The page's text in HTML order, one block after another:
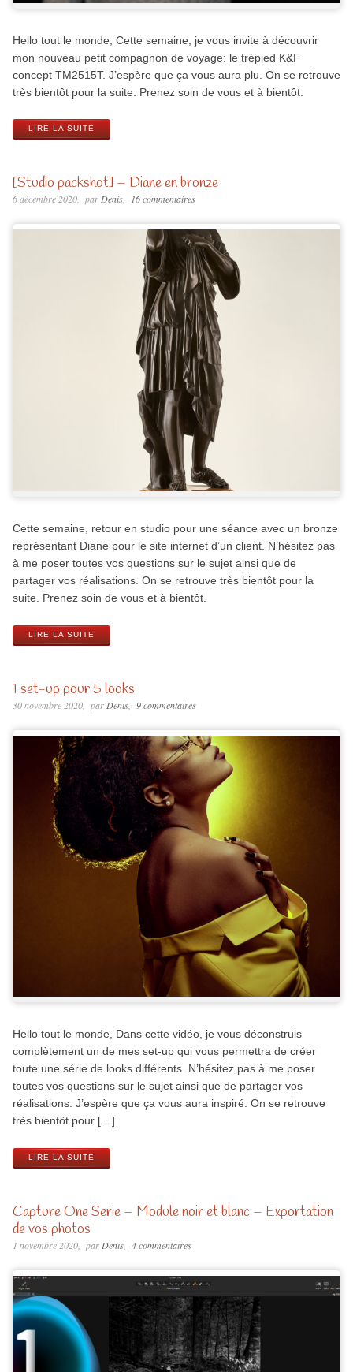
Hello tout le monde, Cette semaine, je vous invite à découvrir
mon nouveau petit compagnon de voyage: le trépied K&F
concept TM2515T. J’espère que ça vous aura plu. On se retrouve
très bientôt pour la suite. Prenez soin de vous et à bientôt.
LIRE LA SUITE
[Studio packshot] – Diane en bronze
6 décembre 2020 parDenis 16 commentaires
Cette semaine, retour en studio pour une séance avec un bronze
représentant Diane pour le site internet d’un client. N’hésitez pas
à me poser toutes vos questions sur le sujet ainsi que de
partager vos réalisations. On se retrouve très bientôt pour la
suite. Prenez soin de vous et à bientôt.
LIRE LA SUITE
1 set-up pour 5 looks
30 novembre 2020 par Denis 9 commentaires
Hello tout le monde, Dans cette vidéo, je vous déconstruis
complètement un de mes set-up qui vous permettra de créer
toute une série de looks différents. N’hésitez pas à me poser
toutes vos questions sur le sujet ainsi que de partager vos
réalisations. J’espère que ça vous aura inspiré. On se retrouve
très bientôt pour […]
LIRE LA SUITE
Capture One Serie – Module noir et blanc – Exportation
de vos photos
1 novembre 2020 par Denis 4 commentaires